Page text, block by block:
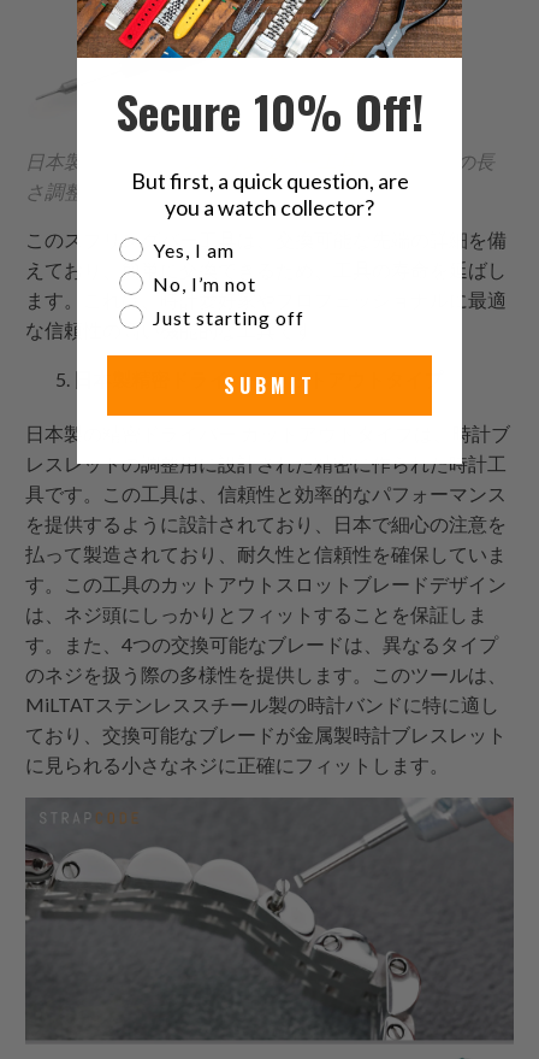
日本製エレガント
時計バンドの長
さ調整用
このスプリングバー工具は、交換可能な先端の詳細を備
えており、簡単に交換できるため、工具の寿命を延ばし
ます。これは、時計愛好家やプロフェッショナルに最適
な信頼性の高い機能的な工具です。
日本製精密ドライバー カットアウトタイプ
日本製の精密ドライバー カットアウトタイプは、時計ブ
レスレットの調整用に設計された精密に作られた時計工
具です。この工具は、信頼性と効率的なパフォーマンス
を提供するように設計されており、日本で細心の注意を
払って製造されており、耐久性と信頼性を確保していま
す。この工具のカットアウトスロットブレードデザイン
は、ネジ頭にしっかりとフィットすることを保証しま
す。また、4つの交換可能なブレードは、異なるタイプ
のネジを扱う際の多様性を提供します。このツールは、
MiLTATステンレススチール製の時計バンドに特に適し
ており、交換可能なブレードが金属製時計ブレスレット
に見られる小さなネジに正確にフィットします。
Secure 10% Off!
But first, a quick question, are
you a watch collector?
Are you a watch collector?
Yes, I am
No, I’m not
Just starting off
SUBMIT